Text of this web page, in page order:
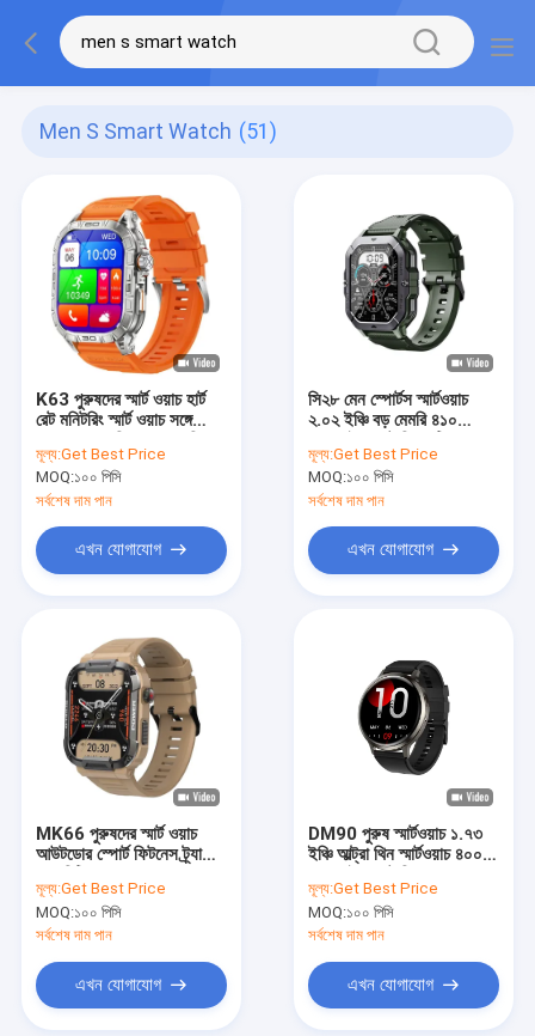
Men S Smart Watch (51)
K63 পুরুষদের স্মার্ট ওয়াচ হার্ট
রেট মনিটরিং স্মার্ট ওয়াচ সঙ্গে
মূল্য:Get Best Price
MOQ:১০০ পিসি
সর্বশেষ দাম পান
এখন যোগাযোগ
সি২৮ মেন স্পোর্টস স্মার্টওয়াচ
২.০২ ইঞ্চি বড় মেমরি ৪১০
ওয়াটারপ্রুফ
মূল্য:Get Best Price
MOQ:১০০ পিসি
সর্বশেষ দাম পান
এখন যোগাযোগ
MK66 পুরুষদের স্মার্ট ওয়াচ
আউটডোর স্পোর্ট ফিটনেস ট্র্যাকার
ব্যাটারি
মূল্য:Get Best Price
MOQ:১০০ পিসি
সর্বশেষ দাম পান
এখন যোগাযোগ
DM90 পুরুষ স্মার্টওয়াচ ১.৭৩
ইঞ্চি আল্ট্রা থিন স্মার্টওয়াচ ৪০০
মূল্য:Get Best Price
MOQ:১০০ পিসি
সর্বশেষ দাম পান
এখন যোগাযোগ